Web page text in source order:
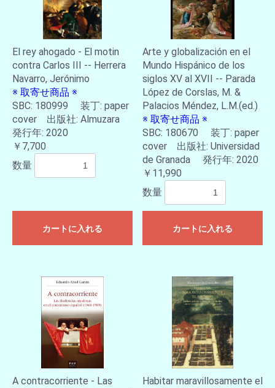
El rey ahogado - El motin
contra Carlos III -- Herrera
Navarro, Jerónimo
※ 取寄せ商品 ※
SBC: 180999 装丁: paper
cover 出版社: Almuzara
発行年: 2020
￥7,700
数量
カートに入れる
Arte y globalización en el
Mundo Hispánico de los
siglos XV al XVII -- Parada
López de Corslas, M. &
Palacios Méndez, L.M.(ed.)
※ 取寄せ商品 ※
SBC: 180670 装丁: paper
cover 出版社: Universidad
de Granada 発行年: 2020
￥11,990
数量
カートに入れる
A contracorriente - Las
Habitar maravillosamente el